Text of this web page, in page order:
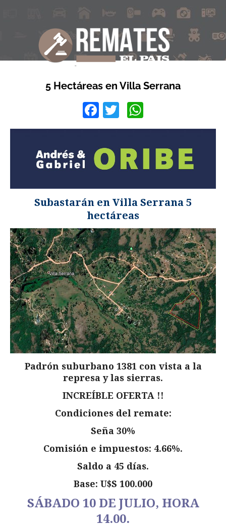
5 Hectáreas en Villa Serrana
Facebook
Twitter
Subastarán en Villa Serrana 5
hectáreas
Padrón suburbano 1381 con vista a la
represa y las sierras.
INCREÍBLE OFERTA !!
Condiciones del remate:
Seña 30%
Comisión e impuestos: 4.66%.
Saldo a 45 días.
Base: U$S 100.000
SÁBADO 10 DE JULIO, HORA
14.00.